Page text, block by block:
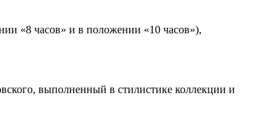
«8 часов» и в положении «10 часов»),
выполненный в стилистике коллекции и